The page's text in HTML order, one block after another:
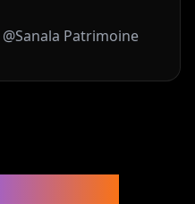
@Sanala Patrimoine